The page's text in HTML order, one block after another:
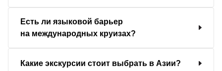
Есть ли языковой барьер
на международных круизах?
Какие экскурсии стоит выбрать в Азии?